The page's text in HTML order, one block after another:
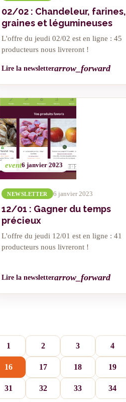
02/02 : Chandeleur, farines,
graines et légumineuses
L'offre du jeudi 02/02 est en ligne : 45
producteurs nous livreront !
Lire la newsletterarrow_forward
event6 janvier 2023
NEWSLETTER 6 janvier 2023
12/01 : Gagner du temps
précieux
L'offre du jeudi 12/01 est en ligne : 41
producteurs nous livreront !
Lire la newsletterarrow_forward
1 2 3 4
16 17 18 19
31 32 33 34